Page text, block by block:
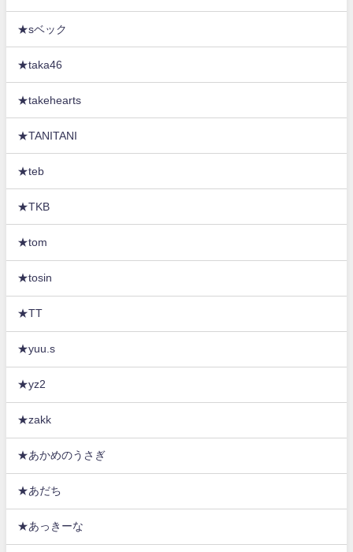
★sベック
★taka46
★takehearts
★TANITANI
★teb
★TKB
★tom
★tosin
★TT
★yuu.s
★yz2
★zakk
★あかめのうさぎ
★あだち
★あっきーな